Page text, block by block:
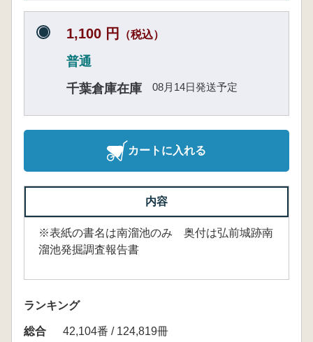
1,100 円 （税込）
普通
千葉倉庫在庫
08月14日発送予定
カートに入れる
内容
※表紙の書名は南溜池のみ 奥付は弘前城跡南
溜池発掘調査報告書
ランキング
総合
42,104番 / 124,819冊